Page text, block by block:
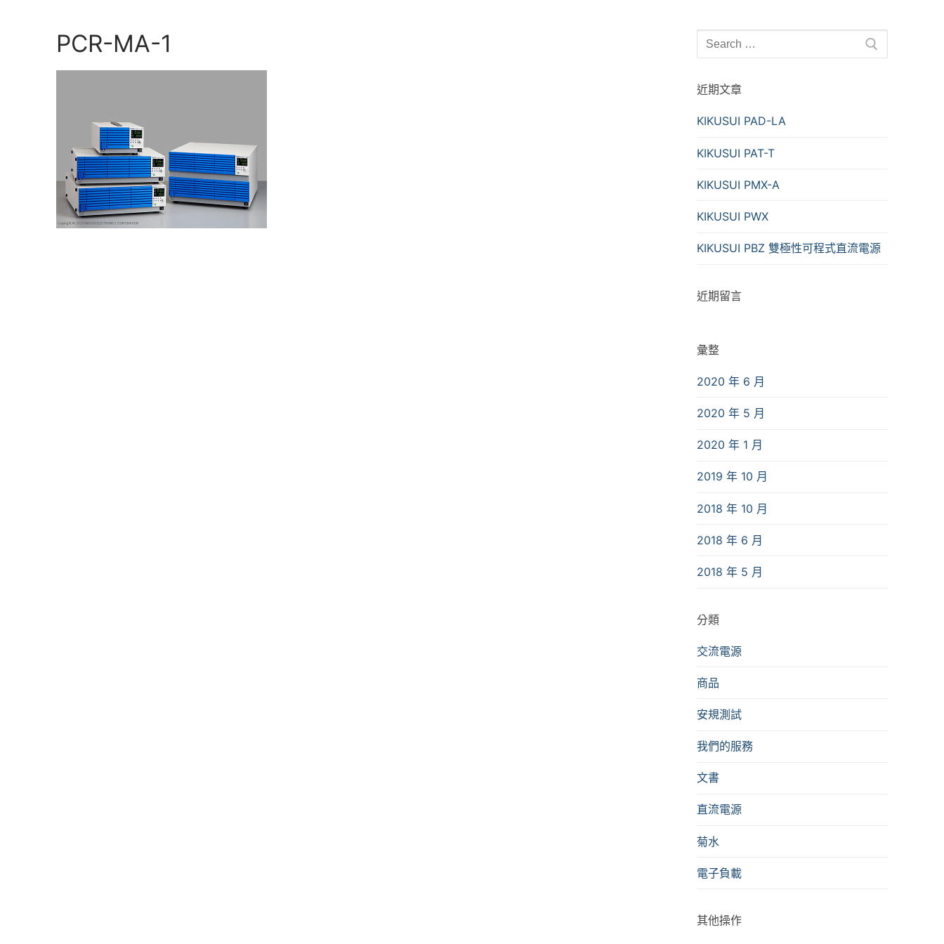
PCR-MA-1
Search
for:
近期文章
KIKUSUI PAD-LA
KIKUSUI PAT-T
KIKUSUI PMX-A
KIKUSUI PWX
KIKUSUI PBZ 雙極性可程式直流電源
近期留言
彙整
2020 年 6 月
2020 年 5 月
2020 年 1 月
2019 年 10 月
2018 年 10 月
2018 年 6 月
2018 年 5 月
分類
交流電源
商品
安規測試
我們的服務
文書
直流電源
菊水
電子負載
其他操作